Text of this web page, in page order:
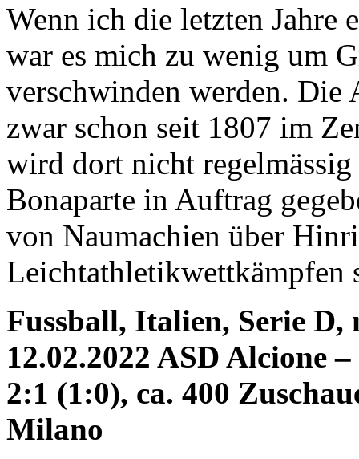
Wenn ich die letzten Jahre
war es mich zu wenig um
verschwinden werden. Die
zwar schon seit 1807 im
wird dort nicht
Bonaparte in Auftrag
von Naumachien über
Leichtathletikwettkämpfen
Fussball, Italien, Serie D,
12.02.2022 ASD Alcione
2:1 (1:0), ca. 400
Milano